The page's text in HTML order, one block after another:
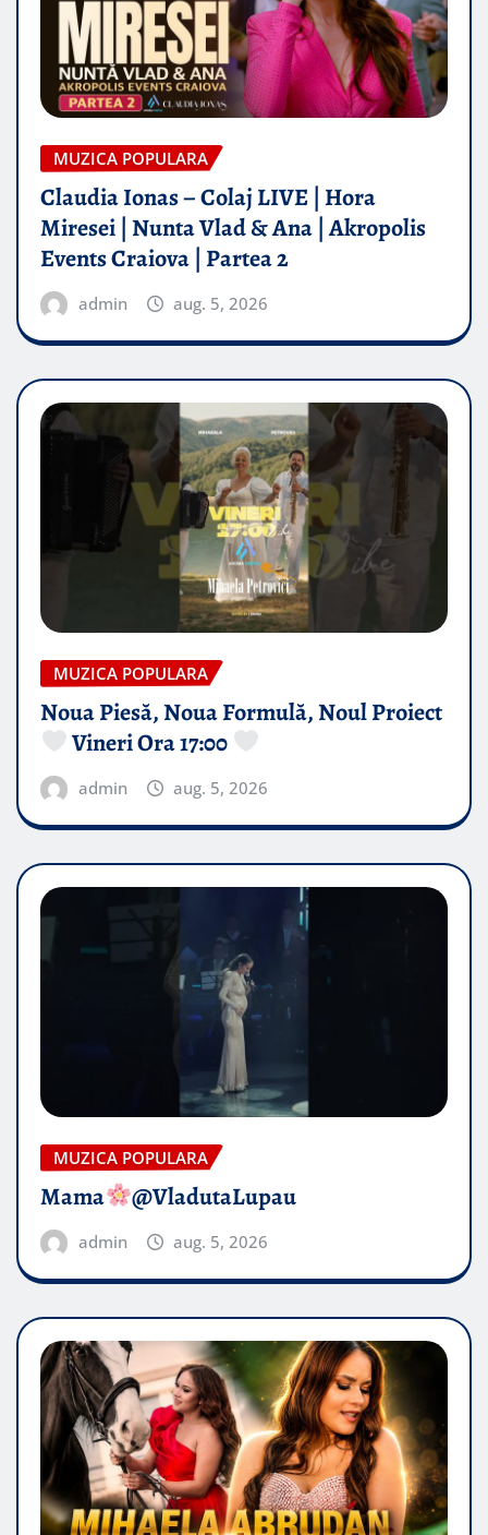
MUZICA POPULARA
Claudia Ionas – Colaj LIVE | Hora
Miresei | Nunta Vlad & Ana | Akropolis
Events Craiova | Partea 2
admin aug. 5, 2026
MUZICA POPULARA
Noua Piesă, Noua Formulă, Noul Proiect
Vineri Ora 17:00
admin aug. 5, 2026
MUZICA POPULARA
Mama @VladutaLupau
admin aug. 5, 2026